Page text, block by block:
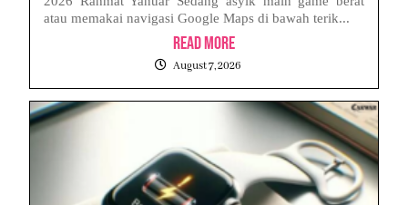
atau memakai navigasi Google Maps di bawah terik...
Read More
August 7, 2026